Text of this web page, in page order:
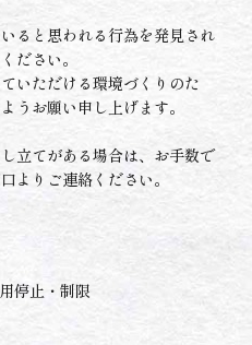
ると思われる行為を発見され
ださい。
いただける環境づくりのた
うお願い申し上げます。
立てがある場合は、お手数で
よりご連絡ください。
停止・制限